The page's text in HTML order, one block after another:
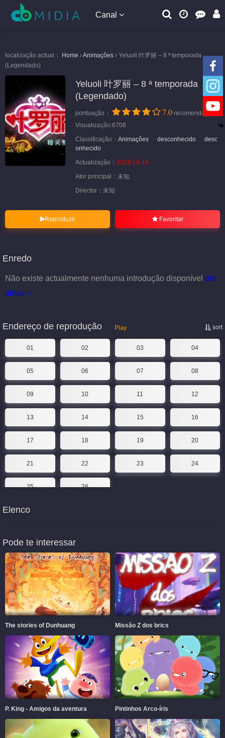
Canal
localização actual： Home Animações
Yeluoli 叶罗丽 – 8 ª temporada
(Legendado)
Yeluoli 叶罗丽 – 8 ª temporada
(Legendado)
pontuação： 7.0 recomendação
Visualização:6708
Classificação： Animações desconhecido
desc
onhecido
Actualização： 2023-10-14
Ator principal： 未知
Director： 未知
Reproduzir Favoritar
Enredo
Não existe actualmente nenhuma introdução disponível det
alhes
sort
Endereço de reprodução Play
01 02 03 04
05 06 07 08
09 10 11 12
13 14 15 16
17 18 19 20
21 22 23 24
25 26
Elenco
Pode te interessar
The stories of Dunhuang Missão Z dos brics
P. King - Amigos da aventura Pintinhos Arco-íris